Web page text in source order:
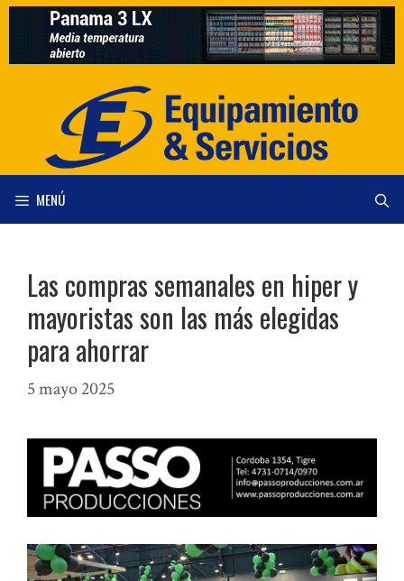
Saltar
contenido
MENÚ
Las compras semanales en hiper y
mayoristas son las más elegidas
para ahorrar
5 mayo 2025